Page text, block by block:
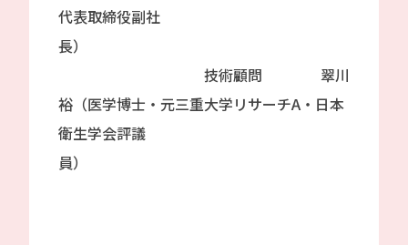
代表取締役副社
長）
技術顧問 翠川
裕（医学博士・元三重大学リサーチA・日本
衛生学会評議
員）